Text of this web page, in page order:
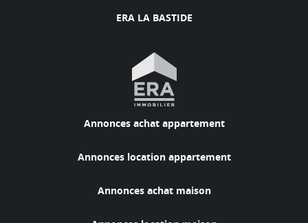
ERA LA BASTIDE
Annonces achat appartement
Annonces location appartement
Annonces achat maison